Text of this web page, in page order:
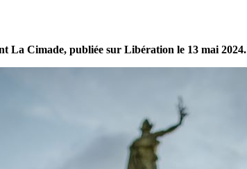
La Cimade, publiée sur Libération le 13 mai 2024.